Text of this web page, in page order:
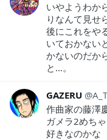
いやようわか
りなんて見せ
後にこれをや
いておかない
かないのだか
と…。
GAZERU
作曲家の藤澤
ガメラ2めち
好きなのかな